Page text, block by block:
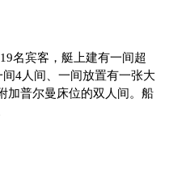
名宾客，艇上建有一间超
4人间、一间放置有一张大
加普尔曼床位的双人间。船